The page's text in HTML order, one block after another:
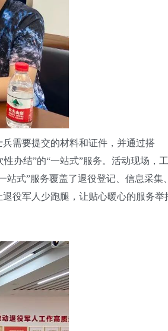
需要提交的材料和证件，并通过搭
办结”的“一站式”服务。活动现场，
站式”服务覆盖了退役登记、信息采集
役军人少跑腿，让贴心暖心的服务举